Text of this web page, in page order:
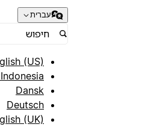
עברית
(US)
Dansk
Deutsch
(UK)